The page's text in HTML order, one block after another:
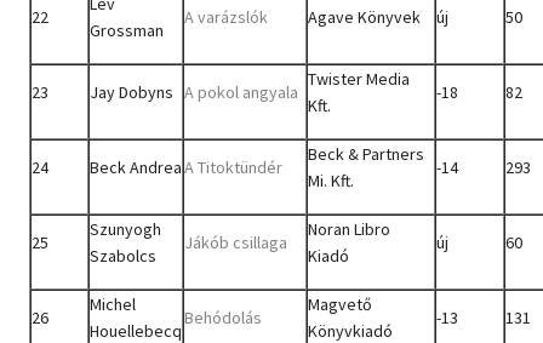
22
Grossman
A varázslók Agave Könyvek új 50
23 Jay Dobyns A pokol angyala
Twister Media
Kft.
-18 82
24 Beck AndreaA Titoktündér
Beck & Partners
Mi. Kft.
-14 293
25
Szunyogh
Szabolcs
Jákób csillaga
Noran Libro
Kiadó
új 60
26
Michel
Houellebecq
Behódolás
Magvető
Könyvkiadó
-13 131